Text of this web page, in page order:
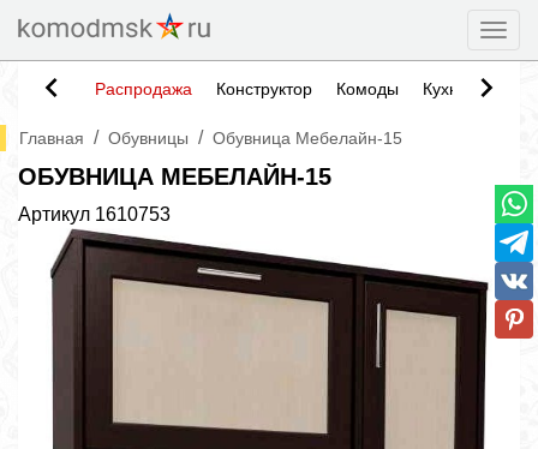
Распродажа Конструктор Комоды Кухни
Главная / Обувницы / Обувница Мебелайн-15
ОБУВНИЦА МЕБЕЛАЙН-15
Артикул 1610753